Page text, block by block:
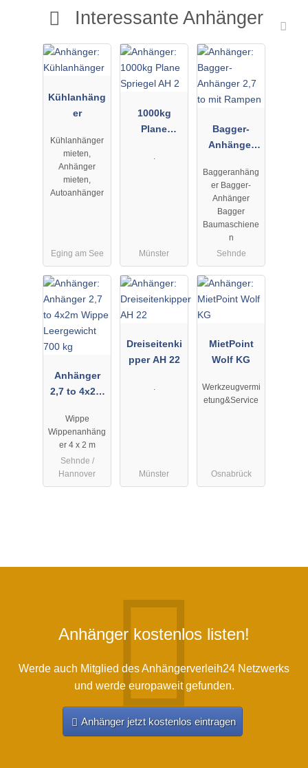
Interessante Anhänger
Kühlanhäng
er
Kühlanhänger
mieten,
Anhänger
mieten,
Autoanhänger
Eging am See
1000kg
Plane
2.
Münster
Bagger-
Anhänger
Rampen
Baggeranhäng
er Bagger-
Anhänger
Bagger
Baumaschiene
n
Sehnde
Anhänger
2,7 to 4x2m
Leergewicht
700 kg
Wippe
Wippenanhäng
er 4 x 2 m
Sehnde /
Hannover
Dreiseitenki
pper AH 22
.
Münster
MietPoint
Wolf KG
Werkzeugvermi
etung&Service
Osnabrück
Anhänger kostenlos listen!
Werde auch Mitglied des Anhängerverleih24 Netzwerks
und werde europaweit gefunden.
Anhänger jetzt kostenlos eintragen